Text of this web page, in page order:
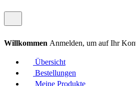
Willkommen Anmelden, um auf Ihr
Übersicht
Bestellungen
Meine Produkte